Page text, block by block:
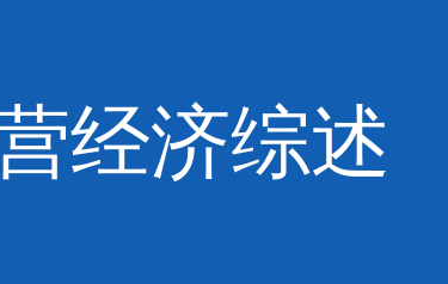
经济综述